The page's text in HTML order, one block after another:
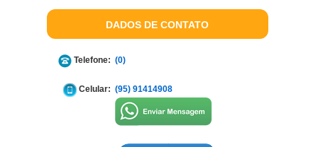
DADOS DE CONTATO
Telefone: (0)
Celular: (95) 91414908